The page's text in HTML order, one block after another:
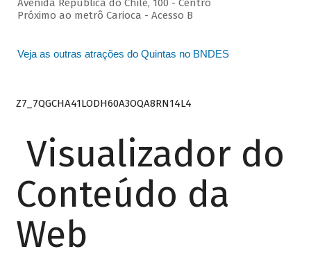
Avenida República do Chile, 100 - Centro
Próximo ao metrô Carioca - Acesso B
Veja as outras atrações do Quintas no BNDES
Z7_7QGCHA41LODH60A3OQA8RN14L4
Visualizador do
Conteúdo da
Web